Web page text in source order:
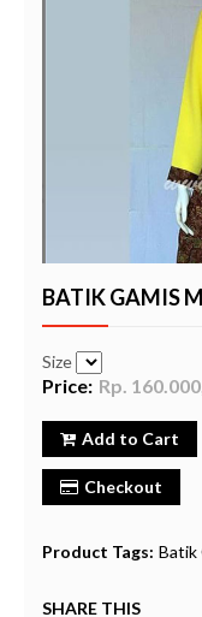
BATIK GAMIS
Size
Price: Rp.
Add to Cart
Checkout
Product Tags: Batik
SHARE THIS